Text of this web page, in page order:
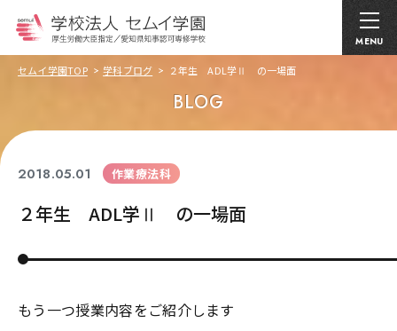
MENU
セムイ学園TOP 学科ブログ ２年生 ADL学Ⅱ の一場面
BLOG
2018.05.01 作業療法科
２年生 ADL学Ⅱ の一場面
もう一つ授業内容をご紹介します